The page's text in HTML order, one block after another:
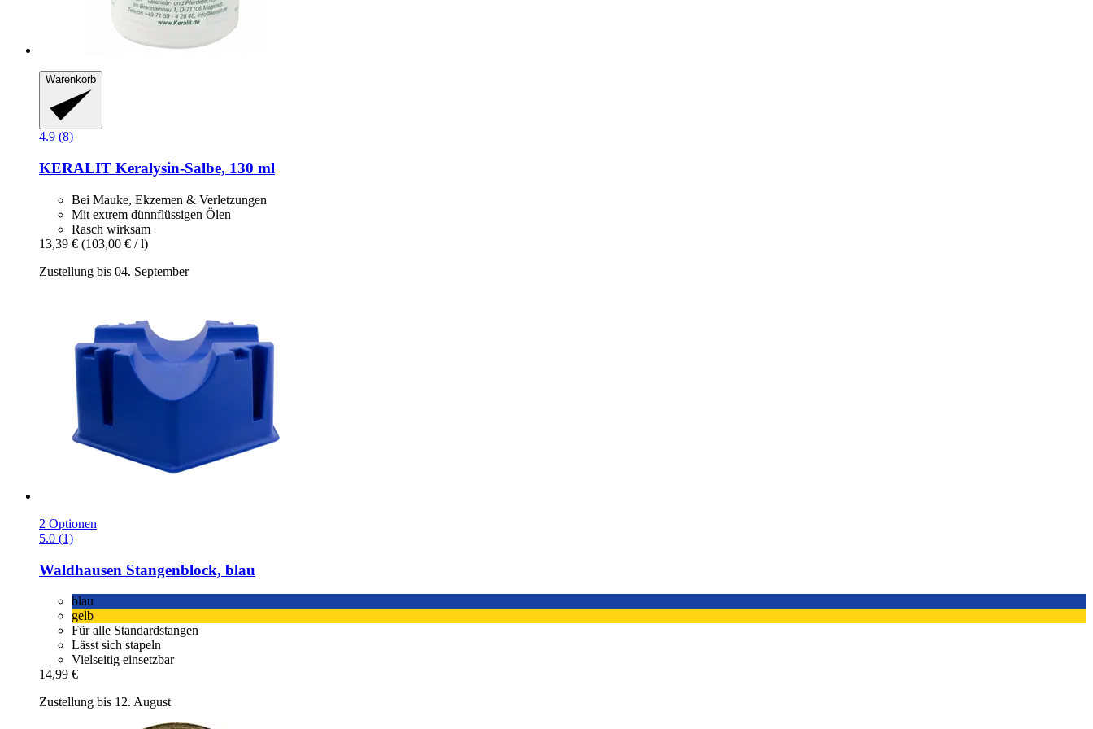
Warenkorb
4.9 (8)
KERALIT Keralysin-​Salbe, 130 ml
Bei Mauke, Ekzemen & Verletzungen
Mit extrem dünnflüssigen Ölen
Rasch wirksam
13,39 € (103,00 € / l)
Zustellung bis 04. September
2 Optionen
5.0 (1)
Waldhausen Stangenblock, blau
blau
gelb
Für alle Standardstangen
Lässt sich stapeln
Vielseitig einsetzbar
14,99 €
Zustellung bis 12. August